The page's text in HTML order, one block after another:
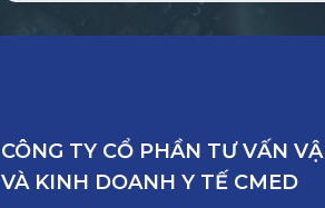
CÔNG TY CỔ PHẦN TƯ VẤN
VÀ KINH DOANH Y TẾ CMED